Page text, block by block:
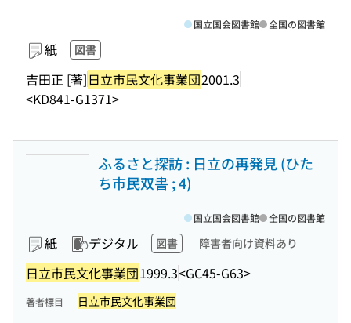
紙 図書
吉田正 [著]日立市民文化事業団2001.3
<KD841-G1371>
国立国会図書館 全国の図書館
ふるさと探訪 : 日立の再発見 (ひた
ち市民双書 ; 4)
紙 デジタル 図書 障害者向け資料あり
日立市民文化事業団1999.3<GC45-G63>
国立国会図書館 全国の図書館
著者標目 日立市民文化事業団